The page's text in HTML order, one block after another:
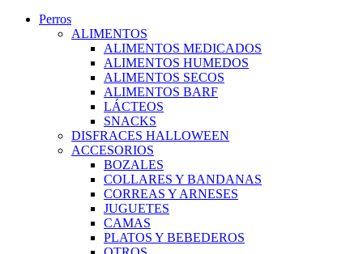
Perros
ALIMENTOS
ALIMENTOS MEDICADOS
ALIMENTOS HUMEDOS
ALIMENTOS SECOS
ALIMENTOS BARF
LÁCTEOS
SNACKS
DISFRACES HALLOWEEN
ACCESORIOS
BOZALES
COLLARES Y BANDANAS
CORREAS Y ARNESES
JUGUETES
CAMAS
PLATOS Y BEBEDEROS